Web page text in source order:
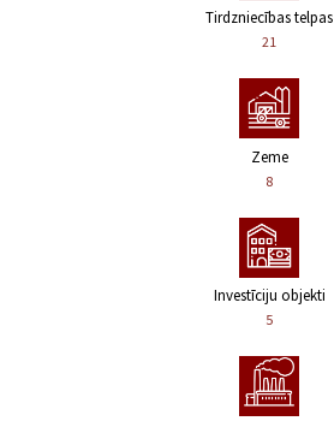
Tirdzniecības telpas
21
Zeme
8
Investīciju objekti
5